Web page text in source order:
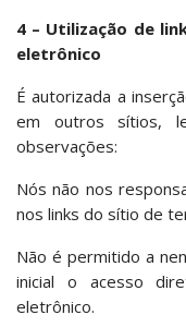
4 – Utilização de
eletrônico
É autorizada a
em outros sítios,
observações:
Nós não nos
nos links do sítio de
Não é permitido a
inicial o acesso
eletrônico.